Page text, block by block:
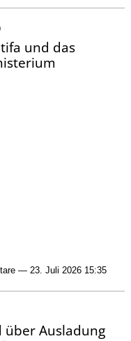
und das
— 23. Juli 2026 15:35
über Ausladung